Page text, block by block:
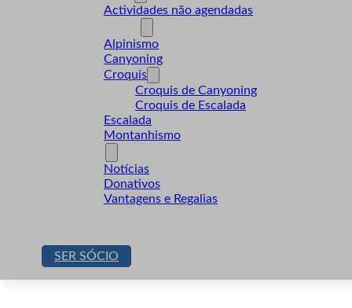
Actividades não agendadas
Alpinismo
Canyoning
Croquis
Croquis de Canyoning
Croquis de Escalada
Escalada
Montanhismo
Notícias
Donativos
Vantagens e Regalias
SER SÓCIO